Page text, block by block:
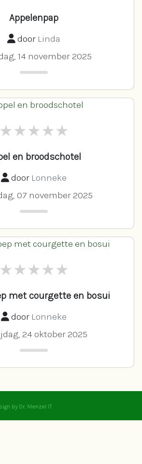
Appelenpap
door Linda
14 november 2025
en broodschotel
door Lonneke
07 november 2025
met courgette en bosui
door Lonneke
24 oktober 2025
by Dr. Menzel IT